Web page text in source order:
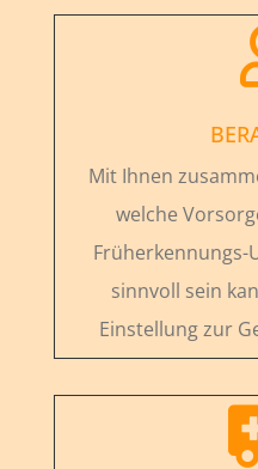
Mit Ihnen
welche
Früherkennungs-
sinnvoll sein
Einstellung zur